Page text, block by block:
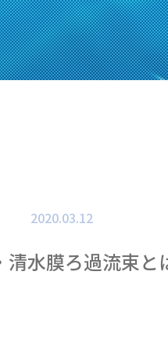
2020.03.12
清水膜ろ過流束と